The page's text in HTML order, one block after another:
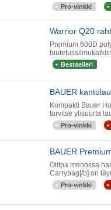
Pro-vinkki
Warrior Q20
Premium 600D
Bestselleri
BAUER
Kompakti Bauer
tarvitse ylisuurta
Pro-vinkki
BAUER
Olitpa menossa
Carrybag[/b] on
Pro-vinkki